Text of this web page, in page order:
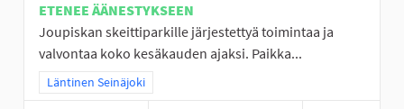
ETENEE ÄÄNESTYKSEEN
Joupiskan skeittiparkille järjestettyä toimintaa ja
valvontaa koko kesäkauden ajaksi. Paikka...
Rajaa tulokset teeman mukaan: Läntinen Seinäjoki
Läntinen Seinäjoki